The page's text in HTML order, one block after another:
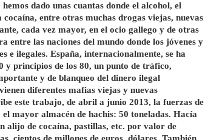
dado unas cuantas donde el alcohol, el
entre otras muchas drogas viejas, nuevas
cada vez mayor, en el ocio gallego y de otras
entre las naciones del mundo donde los jóvenes y
e ilegales. España, internacionalmente, se ha
y principios de los 80, un punto de tráfico,
y de blanqueo del dinero ilegal
diferentes mafias viejas y nuevas
este trabajo, de abril a junio 2013, la fuerzas de
mayor almacén de hachis: 50 toneladas. Hacía
alijo de cocaína, pastillas, etc. por valor de